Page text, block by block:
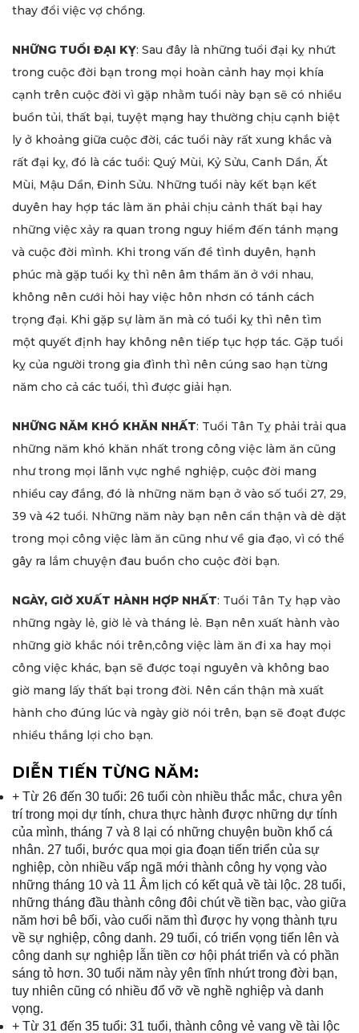
thay đổi việc vợ chồng.
NHỮNG TUỔI ĐẠI KỴ: Sau đây là những tuổi đại kỵ nhứt
trong cuộc đời bạn trong mọi hoàn cảnh hay mọi khía
cạnh trên cuộc đời vì gặp nhằm tuổi này bạn sẽ có nhiều
buồn tủi, thất bại, tuyệt mạng hay thường chịu cạnh biệt
ly ở khoảng giữa cuộc đời, các tuổi này rất xung khắc và
rất đại kỵ, đó là các tuổi: Quý Mùi, Kỷ Sửu, Canh Dần, Ất
Mùi, Mậu Dần, Đinh Sửu. Những tuổi này kết bạn kết
duyên hay hợp tác làm ăn phải chịu cảnh thất bại hay
những việc xảy ra quan trong nguy hiểm đến tánh mạng
và cuộc đời mình. Khi trong vấn đề tình duyên, hạnh
phúc mà gặp tuổi kỵ thì nên âm thầm ăn ở với nhau,
không nên cưới hỏi hay việc hôn nhơn có tánh cách
trọng đại. Khi gặp sự làm ăn mà có tuổi kỵ thì nên tìm
một quyết định hay không nên tiếp tục hợp tác. Gặp tuổi
kỵ của người trong gia đình thì nên cúng sao hạn từng
năm cho cả các tuổi, thì được giải hạn.
NHỮNG NĂM KHÓ KHĂN NHẤT: Tuổi Tân Tỵ phải trải qua
những năm khó khăn nhất trong công việc làm ăn cũng
như trong mọi lãnh vực nghề nghiệp, cuộc đời mang
nhiều cay đắng, đó là những năm bạn ở vào số tuổi 27, 29,
39 và 42 tuổi. Những năm này bạn nên cẩn thận và dè dặt
trong mọi công việc làm ăn cũng như về gia đạo, vì có thể
gây ra lắm chuyện đau buồn cho cuộc đời bạn.
NGÀY, GIỜ XUẤT HÀNH HỢP NHẤT: Tuổi Tân Tỵ hạp vào
những ngày lẻ, giờ lẻ và tháng lẻ. Bạn nên xuất hành vào
những giờ khắc nói trên,công việc làm ăn đi xa hay mọi
công việc khác, bạn sẽ được toại nguyên và không bao
giờ mang lấy thất bại trong đời. Nên cẩn thận mà xuất
hành cho đúng lúc và ngày giờ nói trên, bạn sẽ đoạt được
nhiều thắng lợi cho bạn.
DIỄN TIẾN TỪNG NĂM:
+ Từ 26 đến 30 tuổi: 26 tuổi còn nhiều thắc mắc, chưa yên
trí trong mọi dự tính, chưa thực hành được những dự tính
của mình, tháng 7 và 8 lại có những chuyện buồn khổ cá
nhân. 27 tuổi, bước qua mọi gia đoạn tiến triển của sự
nghiệp, còn nhiều vấp ngã mới thành công hy vọng vào
những tháng 10 và 11 Âm lịch có kết quả về tài lộc. 28 tuổi,
những tháng đầu thành công đôi chút về tiền bạc, vào giữa
năm hơi bê bối, vào cuối năm thì được hy vọng thành tựu
về sự nghiệp, công danh. 29 tuổi, có triển vọng tiến lên và
công danh sự nghiệp lẫn tiền cơ hội phát triển và có phần
sáng tỏ hơn. 30 tuổi năm này yên tĩnh nhứt trong đời bạn,
tuy nhiên cũng có nhiều đổ vỡ về nghề nghiệp và danh
vọng.
+ Từ 31 đến 35 tuổi: 31 tuổi, thành công vẻ vang về tài lộc